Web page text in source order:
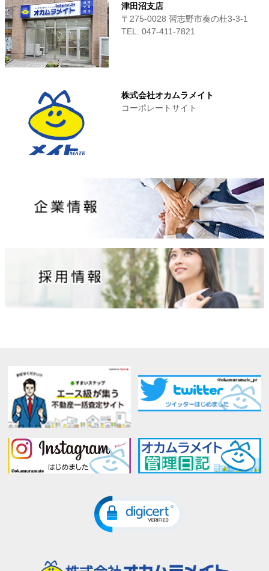
津田沼支店
〒275-0028 習志野市奏の杜3-3-1
TEL. 047-411‐7821
株式会社オカムラメイト
コーポレートサイト